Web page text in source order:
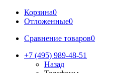
Корзина0
Отложенные0
Сравнение товаров0
+7 (495) 989-48-51
Назад